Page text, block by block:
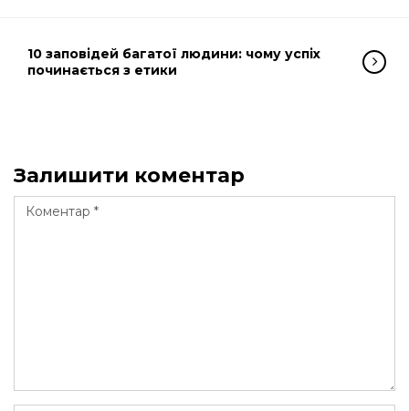
10 заповідей багатої людини: чому успіх
починається з етики
Залишити коментар